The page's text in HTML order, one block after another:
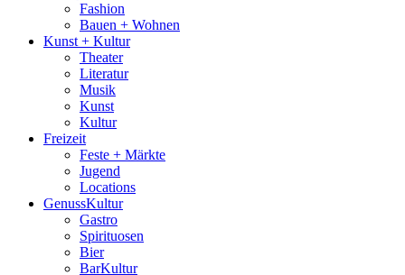
Fashion
Bauen + Wohnen
Kunst + Kultur
Theater
Literatur
Musik
Kunst
Kultur
Freizeit
Feste + Märkte
Jugend
Locations
GenussKultur
Gastro
Spirituosen
Bier
BarKultur